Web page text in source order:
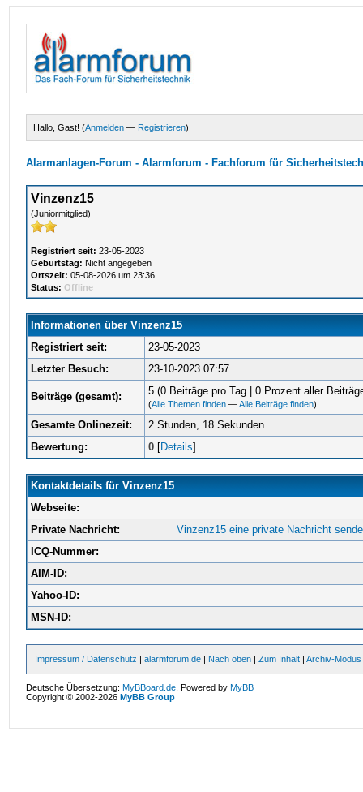
Hallo, Gast! (Anmelden — Registrieren)
Alarmanlagen-Forum - Alarmforum - Fachforum für
Vinzenz15
(Juniormitglied)
Registriert seit: 23-05-2023
Geburtstag: Nicht angegeben
Ortszeit: 05-08-2026 um 23:36
Status: Offline
Informationen über Vinzenz15
Registriert seit:
23-05-2023
Letzter Besuch:
23-10-2023 07:57
Beiträge (gesamt): 5 (0 Beiträge pro Tag | 0 Prozent aller
(Alle Themen finden —Alle Beiträge finden)
Gesamte Onlinezeit:
2 Stunden, 18 Sekunden
Bewertung:
0 [Details]
Kontaktdetails für Vinzenz15
Webseite:
Private Nachricht:
Vinzenz15 eine private Nachricht
ICQ-Nummer:
AIM-ID:
Yahoo-ID:
MSN-ID:
Impressum / Datenschutz |alarmforum.de | Nach oben |Zum Inhalt |Archiv-Modus
Deutsche Übersetzung:MyBBoard.de , Powered byMyBB
Copyright © 2002-2026MyBB Group